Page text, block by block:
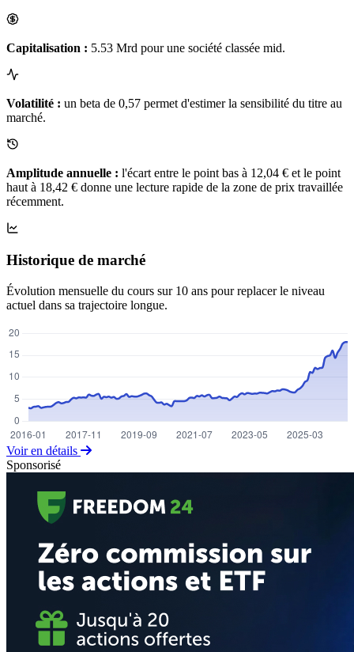
Capitalisation : 5.53 Mrd pour une société classée mid.
Volatilité : un beta de 0,57 permet d'estimer la sensibilité du titre au
marché.
Amplitude annuelle : l'écart entre le point bas à 12,04 € et le point
haut à 18,42 € donne une lecture rapide de la zone de prix travaillée
récemment.
Historique de marché
Évolution mensuelle du cours sur 10 ans pour replacer le niveau
actuel dans sa trajectoire longue.
Voir en détails
Sponsorisé